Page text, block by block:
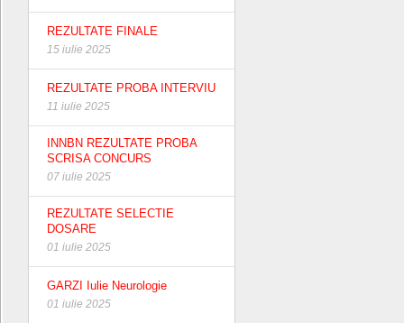
REZULTATE FINALE
15 iulie 2025
REZULTATE PROBA INTERVIU
11 iulie 2025
INNBN REZULTATE PROBA
SCRISA CONCURS
07 iulie 2025
REZULTATE SELECTIE
DOSARE
01 iulie 2025
GARZI Iulie Neurologie
01 iulie 2025